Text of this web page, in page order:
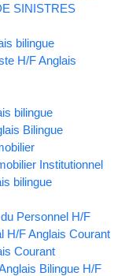
SINISTRES
bilingue
H/F Anglais
bilingue
Bilingue
Institutionnel
bilingue
Personnel H/F
H/F Anglais Courant
Courant
Bilingue H/F